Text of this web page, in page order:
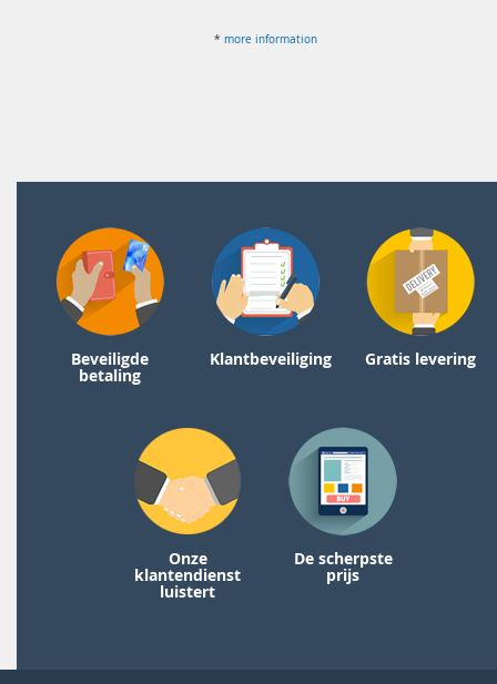
* more information
Beveiligde
betaling
Klantbeveiliging Gratis levering
Onze
klantendienst
luistert
De scherpste
prijs